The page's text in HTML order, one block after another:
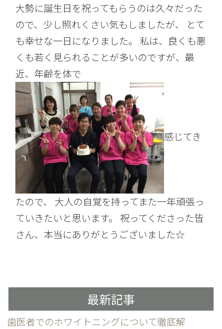
大勢に誕生日を祝ってもらうのは久々だった
ので、少し照れくさい気もしましたが、 とて
も幸せな一日になりました。 私は、良くも悪
くも若く見られることが多いのですが、最
近、年齢を体で
感じてき
たので、 大人の自覚を持ってまた一年頑張っ
ていきたいと思います。 祝ってくださった皆
さん、本当にありがとうございました☆
最新記事
歯医者でのホワイトニングについて徹底解